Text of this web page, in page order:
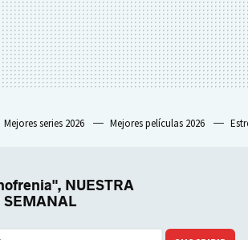
Mejores series 2026 Mejores películas 2026
NUESTRA
SEMANAL